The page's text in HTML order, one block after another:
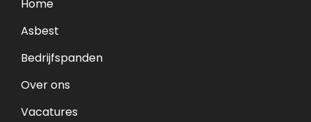
Home
Asbest
Bedrijfspanden
Over ons
Vacatures